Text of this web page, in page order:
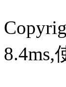
8.4ms,